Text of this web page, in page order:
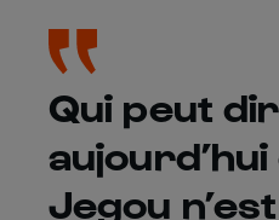
Qui peut
Jegou